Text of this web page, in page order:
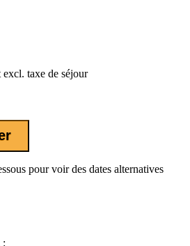
excl. taxe de séjour
pour voir des dates alternatives
: